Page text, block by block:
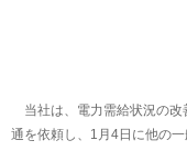
当社は、電力需給状況の改
通を依頼し、1月4日に他の